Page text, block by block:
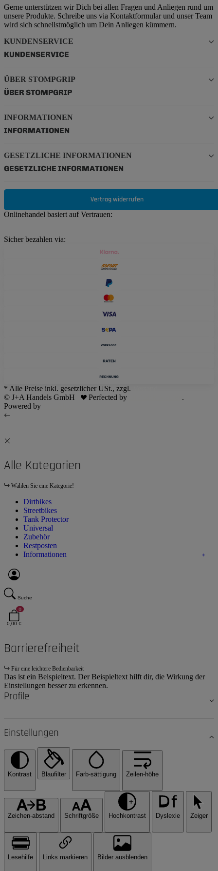
Gerne unterstützen wir Dich bei allen Fragen und Anliegen rund um
unsere Produkte. Schreibe uns via Kontaktformular und unser Team
wird sich schnellstmöglich um Dein Anliegen kümmern.
KUNDENSERVICE
KUNDENSERVICE
ÜBER STOMPGRIP
ÜBER STOMPGRIP
INFORMATIONEN
INFORMATIONEN
GESETZLICHE INFORMATIONEN
GESETZLICHE INFORMATIONEN
Vertrag widerrufen
Onlinehandel basiert auf Vertrauen:
Sicher bezahlen via:
* Alle Preise inkl. gesetzlicher USt., zzgl.
© J+A Handels GmbH
Perfected by
.
Powered by
Alle Kategorien
Wählen Sie eine Kategorie!
Dirtbikes
Streetbikes
Tank Protector
Universal
Zubehör
Restposten
Informationen
Suche
0
0,00 €
Barrierefreiheit
Für eine leichtere Bedienbarkeit
Das ist ein Beispieltext. Der Beispieltext hilft dir, die Wirkung der
Einstellungen besser zu erkennen.
Profile
Einstellungen
Kontrast Blaufilter Farb-sättigung Zeilen-höhe
Zeichen-abstand Schriftgröße Hochkontrast Dyslexie Zeiger
Lesehilfe Links markieren Bilder ausblenden